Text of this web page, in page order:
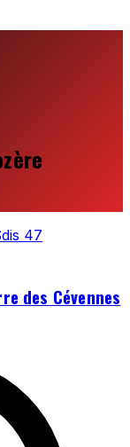
47
des Cévennes